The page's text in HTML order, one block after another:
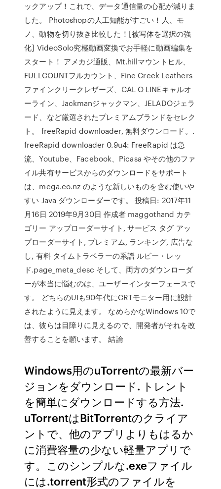
ックアップ！これで、データ通信量の心配が減りま
した。 Photoshopの人工知能がすごい！人、モ
ノ、動物を切り抜き比較した！[被写体を選択の強
化] VideoSolo究極動画変換でお手軽に動画編集を
スタート！ アメカジ通販、Mt.hillマウントヒル、
FULLCOUNTフルカウント、Fine Creek Leathers
ファインクリークレザーズ、CAL O LINEキャルオ
ーライン、Jackmanジャックマン、JELADOジェラ
ード、など厳選されたプレミアムブランドをセレク
ト。 freeRapid downloader, 無料ダウンロード。.
freeRapid downloader 0.9u4: FreeRapid は急
流、Youtube、Facebook、Picasa やその他のファ
イル共有サービスからのダウンロードをサポート
は、mega.co.nz のような新しいものを含む使いや
すい Java ダウンローダーです。 投稿日: 2017年11
月16日 2019年9月30日 作成者 maggothand カテ
ゴリー アップローダーサイト, サービス タグ アッ
プローダーサイト, プレミアム, ランキング, 広告な
し, 有料 タイムトラベラーの系譜 ルビー・レッ
ド.page_meta_desc そして、両方のダウンローダ
ーが本当に悩むのは、ユーザーインターフェースで
す。 どちらのUIも90年代にCRTモニター用に設計
されたように見えます。 なめらかなWindows 10で
は、彼らは目障りに見えるので、開発者がそれを改
善することを願います。 結論
Windows用のuTorrentの最新バー
ジョンをダウンロード. トレント
を簡単にダウンロードする方法.
uTorrentはBitTorrentのクライア
ントで、他のアプリよりもはるか
に消費容量の少ない軽量アプリで
す。このシンプルな.exeファイル
には.torrent形式のファイルを